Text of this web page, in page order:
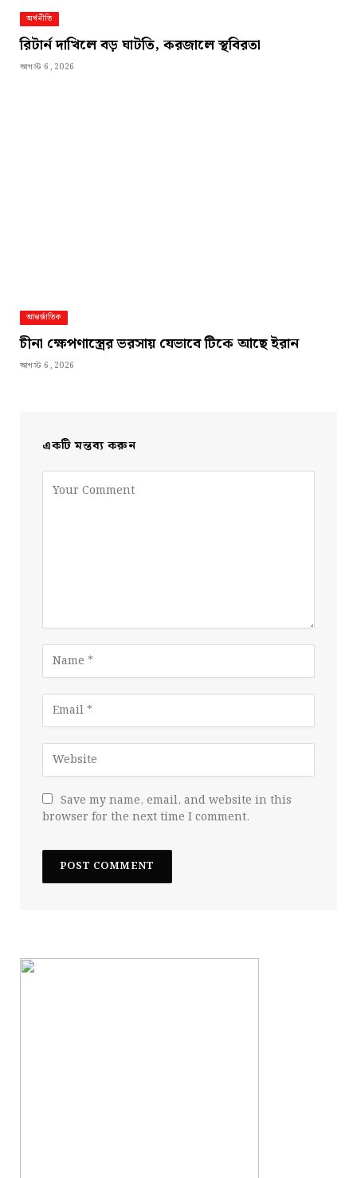
অর্থনীতি
রিটার্ন দাখিলে বড় ঘাটতি, করজালে স্থবিরতা
আগস্ট 6, 2026
আন্তর্জাতিক
চীনা ক্ষেপণাস্ত্রের ভরসায় যেভাবে টিকে আছে ইরান
আগস্ট 6, 2026
একটি মন্তব্য করুন
Save my name, email, and website in this
browser for the next time I comment.